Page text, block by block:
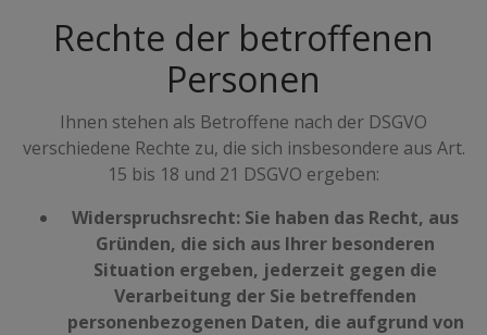
Rechte der betroffenen
Personen
Ihnen stehen als Betroffene nach der DSGVO
verschiedene Rechte zu, die sich insbesondere aus Art.
15 bis 18 und 21 DSGVO ergeben:
Widerspruchsrecht: Sie haben das Recht, aus
Gründen, die sich aus Ihrer besonderen
Situation ergeben, jederzeit gegen die
Verarbeitung der Sie betreffenden
personenbezogenen Daten, die aufgrund von